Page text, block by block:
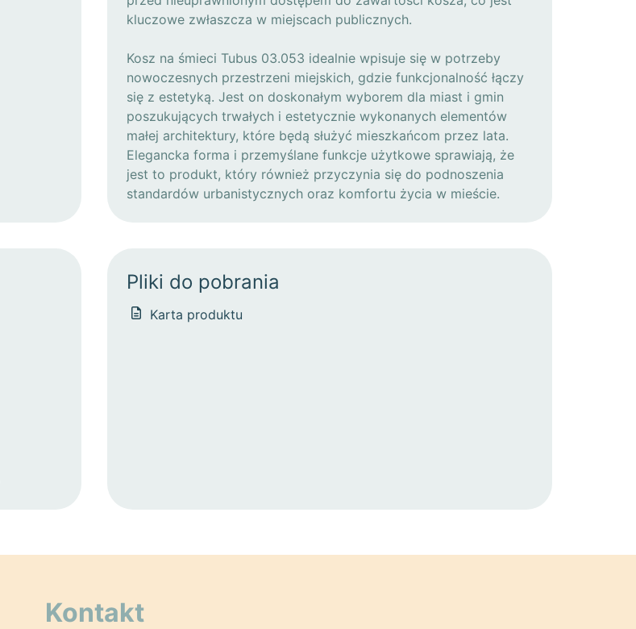
kluczowe zwłaszcza w miejscach publicznych.
Kosz na śmieci Tubus 03.053 idealnie wpisuje się w potrzeby
nowoczesnych przestrzeni miejskich, gdzie funkcjonalność łączy
się z estetyką. Jest on doskonałym wyborem dla miast i gmin
poszukujących trwałych i estetycznie wykonanych elementów
małej architektury, które będą służyć mieszkańcom przez lata.
Elegancka forma i przemyślane funkcje użytkowe sprawiają, że
jest to produkt, który również przyczynia się do podnoszenia
standardów urbanistycznych oraz komfortu życia w mieście.
Pliki do pobrania
Karta produktu
Kontakt